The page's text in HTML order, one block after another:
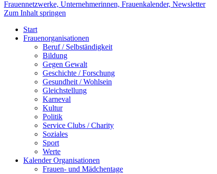
Kölner Frauenportal
Veranstaltungen für Kölnerinnen,
Frauennetzwerke, Unternehmerinnen,
Frauenkalender, Newsletter
Zum Inhalt springen
Start
Frauenorganisationen
Beruf / Selbständigkeit
Bildung
Gegen Gewalt
Geschichte / Forschung
Gesundheit / Wohlsein
Gleichstellung
Karneval
Kultur
Politik
Service Clubs / Charity
Soziales
Sport
Werte
Kalender Organisationen
Frauen- und Mädchentage